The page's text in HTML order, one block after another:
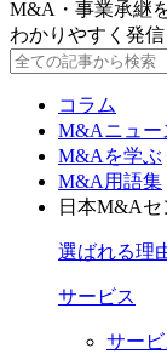
M&A・事業承継
わかりやすく発信
コラム
M&Aニュー
M&Aを学ぶ
M&A用語集
日本M&Aセ
選ばれる理
サービス
サービ